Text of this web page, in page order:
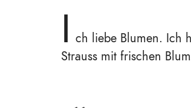
I ch liebe Blumen. Ich
Strauss mit frischen